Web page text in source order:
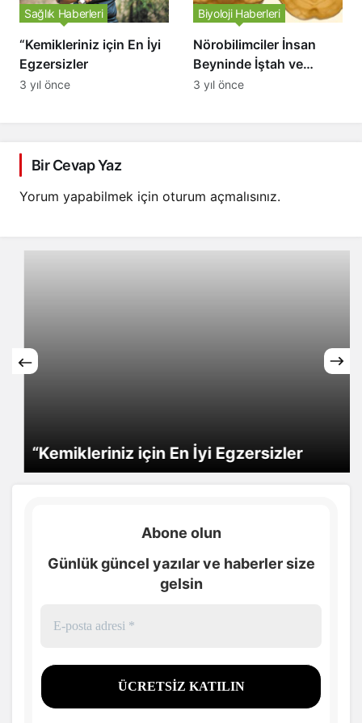
basıncının neden
önemli olduğu ve nasıl
doğru ölçüm yapılması
gerektiği hakkında bilgi
veren makaleyi okuyun.
“Kemikleriniz için En İyi
Egzersizler
Sağlık Haberleri
3 yıl önce
Nörobilimciler İnsan
Beyninde İştah ve
Bellek Arasındaki Bağı
Biyoloji Haberleri
3 yıl önce
Bir Cevap Yaz
Yorum yapabilmek için oturum açmalısınız.
“Kemikleriniz için En İyi Egzersizler
Abone olun
Günlük güncel yazılar ve haberler size
gelsin